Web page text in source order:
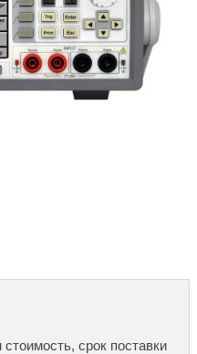
срок поставки